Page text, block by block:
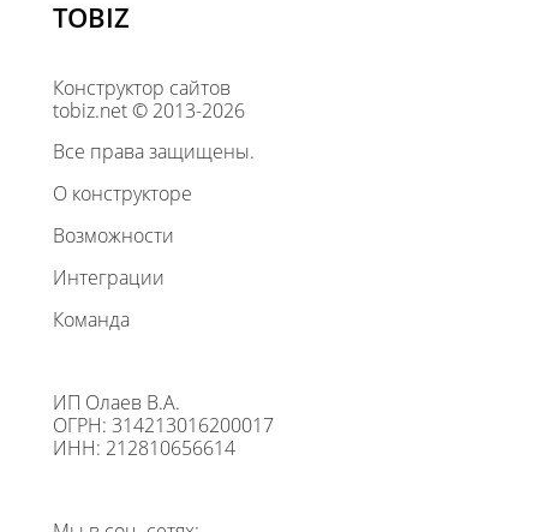
TOBIZ
Конструктор сайтов
tobiz.net © 2013-2026
Все права защищены.
О конструкторе
Возможности
Интеграции
Команда
ИП Олаев В.А.
ОГРН: 314213016200017
ИНН: 212810656614